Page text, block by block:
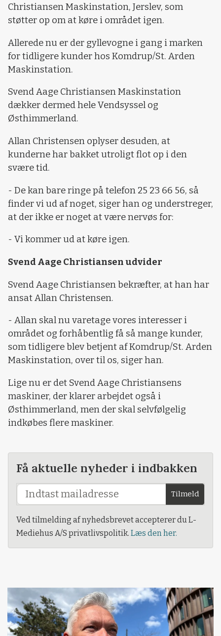
Christiansen Maskinstation, Jerslev, som
støtter op om at køre i området igen.
Allerede nu er der gyllevogne i gang i marken
for tidligere kunder hos Komdrup/St. Arden
Maskinstation.
Svend Aage Christiansen Maskinstation
dækker dermed hele Vendsyssel og
Østhimmerland.
Allan Christensen oplyser desuden, at
kunderne har bakket utroligt flot op i den
svære tid.
- De kan bare ringe på telefon 25 23 66 56, så
finder vi ud af noget, siger han og understreger,
at der ikke er noget at være nervøs for:
- Vi kommer ud at køre igen.
Svend Aage Christiansen udvider
Svend Aage Christiansen bekræfter, at han har
ansat Allan Christensen.
- Allan skal nu varetage vores interesser i
området og forhåbentlig få så mange kunder,
som tidligere blev betjent af Komdrup/St. Arden
Maskinstation, over til os, siger han.
Lige nu er det Svend Aage Christiansens
maskiner, der klarer arbejdet også i
Østhimmerland, men der skal selvfølgelig
indkøbes flere maskiner.
Få aktuelle nyheder i indbakken
Tilmeld
Ved tilmelding af nyhedsbrevet accepterer du L-
Mediehus A/S privatlivspolitik. Læs den her.